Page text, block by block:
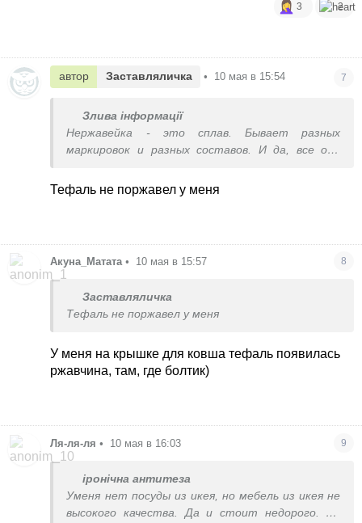
3 2
автор Заставляличка • 10 мая в 15:54 7
Злива інформації
Нержавейка - это сплав. Бывает разных
маркировок и разных составов. И да, все они
периоды времени.
Тефаль не поржавел у меня
Акуна_Матата • 10 мая в 15:57 8
Заставляличка
Тефаль не поржавел у меня
У меня на крышке для ковша тефаль появилась
ржавчина, там, где болтик)
Ля-ля-ля • 10 мая в 16:03 9
іронічна антитеза
Уменя нет посуды из икея, но мебель из икея не
высокого качества. Да и стоит недорого. Не